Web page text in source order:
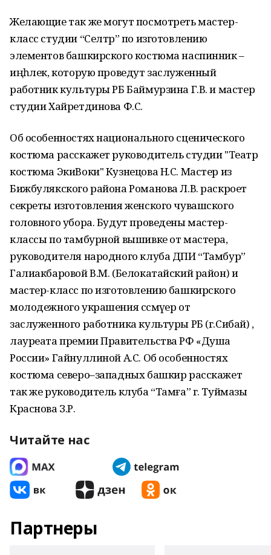
Желающие так же могут посмотреть мастер-
класс студии “Селтәр” по изготовлению
элементов башкирского костюма наспинник –
иңһәлек, которую проведут заслуженный
работник культуры РБ Баймурзина Г.В. и мастер
студии Хайретдинова Ф.С.
Об особенностях национального сценического
костюма расскажет руководитель студии "Театр
костюма ЭкиВоки" Кузнецова Н.С. Мастер из
Бижбулякского района Романова Л.В. раскроет
секреты изготовления женского чувашского
головного убора. Будут проведены мастер-
классы по тамбурной вышивке от мастера,
руководителя народного клуба ДПИ “Тамбур”
Галиакбаровой В.М. (Белокатайский район) и
мастер-класс по изготовлению башкирского
молодежного украшения сәсмәүер от
заслуженного работника культуры РБ (г.Сибай) ,
лауреата премии Правительства РФ «Душа
России» Гайнуллиной А.С. Об особенностях
костюма северо–западных башкир расскажет
так же руководитель клуба “Тамға” г. Туймазы
Краснова З.Р.
Читайте нас
Партнеры